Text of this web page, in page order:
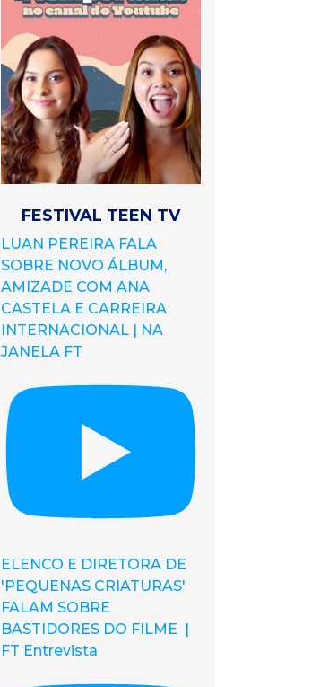
FESTIVAL TEEN TV
LUAN PEREIRA FALA
SOBRE NOVO ÁLBUM,
AMIZADE COM ANA
CASTELA E CARREIRA
INTERNACIONAL | NA
JANELA FT
ELENCO E DIRETORA DE
'PEQUENAS CRIATURAS'
FALAM SOBRE
BASTIDORES DO FILME |
FT Entrevista